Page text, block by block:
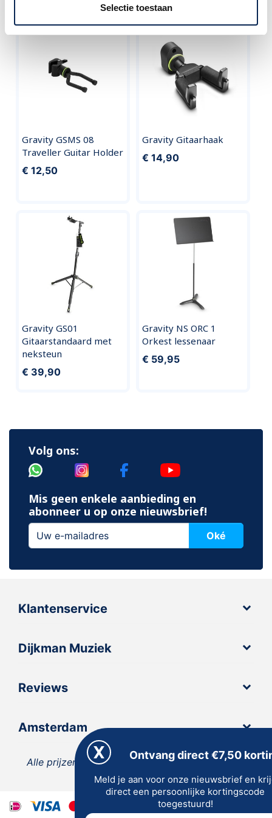
Selectie toestaan
Vergelijkbare producten
Gravity GSMS 08
Traveller Guitar Holder
€ 12,50
Gravity Gitaarhaak
€ 14,90
Gravity GS01
Gitaarstandaard met
neksteun
€ 39,90
Gravity NS ORC 1
Orkest lessenaar
€ 59,95
Volg ons:
Mis geen enkele aanbieding en
abonneer u op onze nieuwsbrief!
Oké
Klantenservice
Dijkman Muziek
Reviews
Amsterdam
Alle prijzen zijn inclusief 21% BTW, tenzij anders
vermeld.
Ontvang direct €7,50
Meld je aan voor onze nieuwsbrief en
direct een persoonlijke kortingscode
toegestuurd!